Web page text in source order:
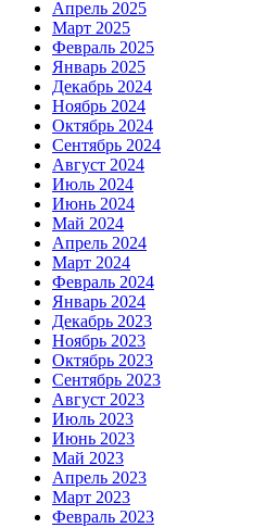
Апрель 2025
Март 2025
Февраль 2025
Январь 2025
Декабрь 2024
Ноябрь 2024
Октябрь 2024
Сентябрь 2024
Август 2024
Июль 2024
Июнь 2024
Май 2024
Апрель 2024
Март 2024
Февраль 2024
Январь 2024
Декабрь 2023
Ноябрь 2023
Октябрь 2023
Сентябрь 2023
Август 2023
Июль 2023
Июнь 2023
Май 2023
Апрель 2023
Март 2023
Февраль 2023